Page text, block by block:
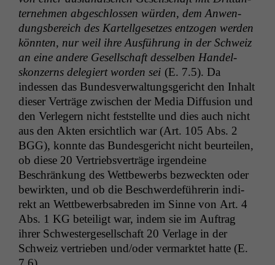
ternehmen abgeschlossen wür­den, dem Anwen­
dungs­bere­ich des Kartellge­set­zes ent­zo­gen wer­den
kön­nten, nur weil ihre Aus­führung in der Schweiz
an eine andere Gesellschaft des­sel­ben Han­del­
skonz­erns delegiert wor­den sei (E. 7.5). Da
indessen das Bun­desver­wal­tungs­gericht den Inhalt
dieser Verträge zwis­chen der Media Dif­fu­sion und
den Ver­legern nicht fest­stellte und dies auch nicht
aus den Akten ersichtlich war (Art. 105 Abs. 2
BGG), kon­nte das Bun­des­gericht nicht beurteilen,
ob diese 20 Ver­trieb­sverträge irgen­deine
Beschränkung des Wet­tbe­werbs bezweck­ten oder
bewirk­ten, und ob die Beschw­erde­führerin indi­
rekt an Wet­tbe­werb­sabre­den im Sinne von Art. 4
Abs. 1 KG beteiligt war, indem sie im Auf­trag
ihrer Schwest­erge­sellschaft 20 Ver­lage in der
Schweiz ver­trieben und/oder ver­mark­tet hat­te (E.